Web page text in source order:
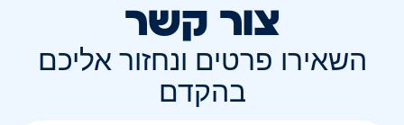
צור קשר
השאירו פרטים ונחזור אליכם
בהקדם